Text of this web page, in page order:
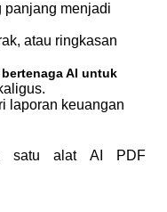
panjang menjadi
atau ringkasan
AI untuk
laporan keuangan
satu alat AI PDF